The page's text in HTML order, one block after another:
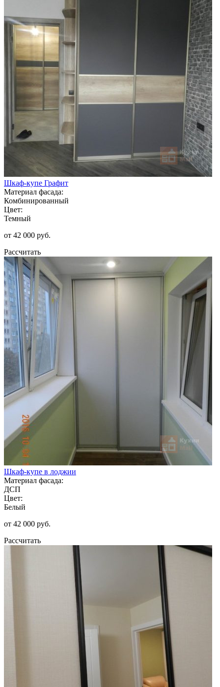
Шкаф-купе Графит
Материал фасада:
Комбинированный
Цвет:
Темный
от 42 000 руб.
Рассчитать
Шкаф-купе в лоджии
Материал фасада:
ДСП
Цвет:
Белый
от 42 000 руб.
Рассчитать